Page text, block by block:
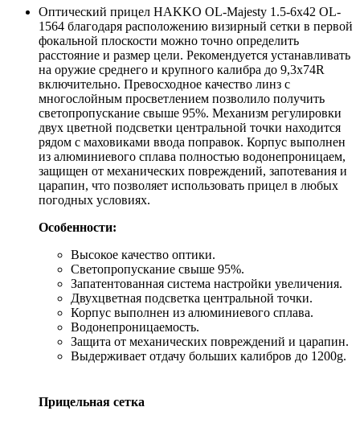
Оптический прицел HAKKO OL-Majesty 1.5-6x42 OL-
1564 благодаря расположению визирный сетки в первой
фокальной плоскости можно точно определить
расстояние и размер цели. Рекомендуется устанавливать
на оружие среднего и крупного калибра до 9,3х74R
включительно. Превосходное качество линз с
многослойным просветлением позволило получить
светопропускание свыше 95%. Механизм регулировки
двух цветной подсветки центральной точки находится
рядом с маховиками ввода поправок. Корпус выполнен
из алюминиевого сплава полностью водонепроницаем,
защищен от механических повреждений, запотевания и
царапин, что позволяет использовать прицел в любых
погодных условиях.
Особенности:
Высокое качество оптики.
Светопропускание свыше 95%.
Запатентованная система настройки увеличения.
Двухцветная подсветка центральной точки.
Корпус выполнен из алюминиевого сплава.
Водонепроницаемость.
Защита от механических повреждений и царапин.
Выдерживает отдачу больших калибров до 1200g.
Прицельная сетка